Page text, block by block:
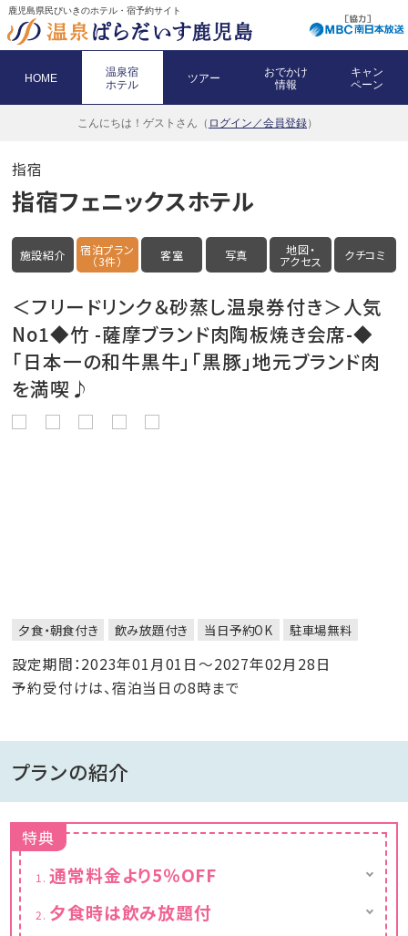
鹿児島県民びいきのホテル・宿予約サイト
HOME
温泉宿
ホテル
ツアー
おでかけ
情報
キャン
ペーン
こんにちは！ ゲストさん（ ログイン／会員登録）
指宿
指宿フェニックスホテル
施設紹介 宿泊プラン
（3件） 客室 写真 地図・
アクセス クチコミ
＜フリードリンク＆砂蒸し温泉券付き＞人気
No1◆竹 -薩摩ブランド肉陶板焼き会席-◆
「日本一の和牛黒牛」「黒豚」地元ブランド肉
を満喫♪
夕食・朝食付き 飲み放題付き 当日予約OK 駐車場無料
設定期間：2023年01月01日～2027年02月28日
予約受付けは、宿泊当日の8時まで
プランの紹介
特典
通常料金より5％OFF
す。
夕食時は飲み放題付